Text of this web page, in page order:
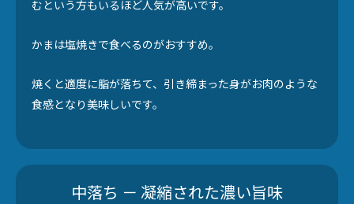
むという方もいるほど人気が高いです。
かまは塩焼きで食べるのがおすすめ。
焼くと適度に脂が落ちて、引き締まった身がお肉のような
食感となり美味しいです。
中落ち － 凝縮された濃い旨味